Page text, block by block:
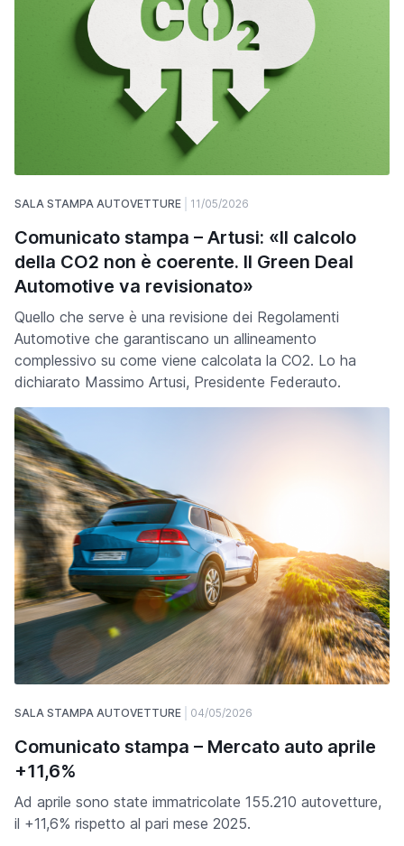
SALA STAMPA AUTOVETTURE 11/05/2026
Comunicato stampa – Artusi: «Il calcolo
della CO2 non è coerente. Il Green Deal
Automotive va revisionato»
Quello che serve è una revisione dei Regolamenti
Automotive che garantiscano un allineamento
complessivo su come viene calcolata la CO2. Lo ha
dichiarato Massimo Artusi, Presidente Federauto.
SALA STAMPA AUTOVETTURE 04/05/2026
Comunicato stampa – Mercato auto aprile
+11,6%
Ad aprile sono state immatricolate 155.210 autovetture,
il +11,6% rispetto al pari mese 2025.